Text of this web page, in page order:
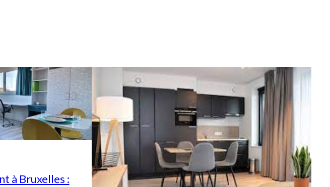
à Bruxelles :